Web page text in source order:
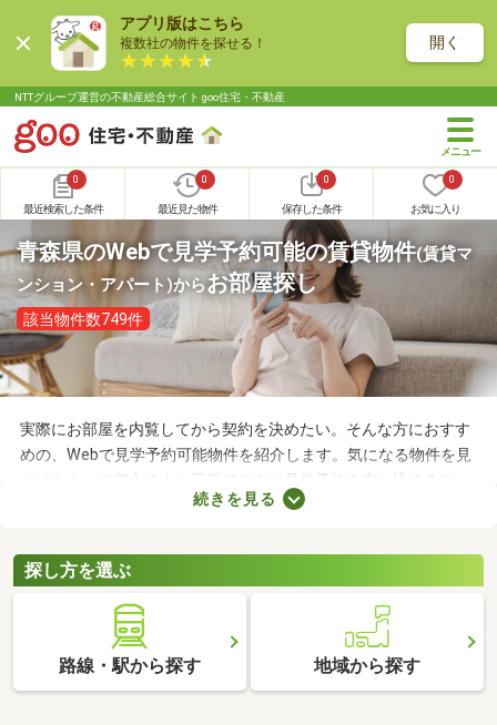
アプリ版はこちら
複数社の物件を探せる！ 開く
NTTグループ運営の不動産総合サイト goo住宅・不動産
0
最近検索した条件
0
最近見た物件
0
保存した条件
0
お気に入り
青森県のWebで見学予約可能の賃貸物件(賃貸マ
ンション・アパート)からお部屋探し
該当物件数749件
実際にお部屋を内覧してから契約を決めたい。そんな方におすす
めの、Webで見学予約可能物件を紹介します。気になる物件を見
つけたら、ご都合のよい日程ですぐに見学予約を申し込めるの
で、お部屋探しもスムーズに進みますよ。複数のお部屋を実際に
続きを見る
探し方を選ぶ
路線・駅から探す 地域から探す